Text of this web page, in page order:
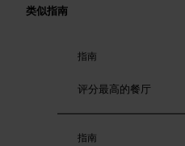
类似指南
指南
评分最高的餐厅
指南